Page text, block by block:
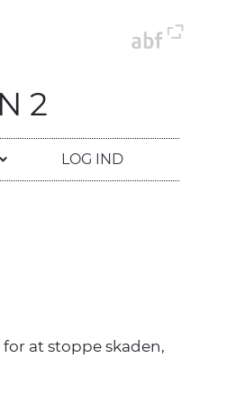
2
LOG IND
at stoppe skaden,